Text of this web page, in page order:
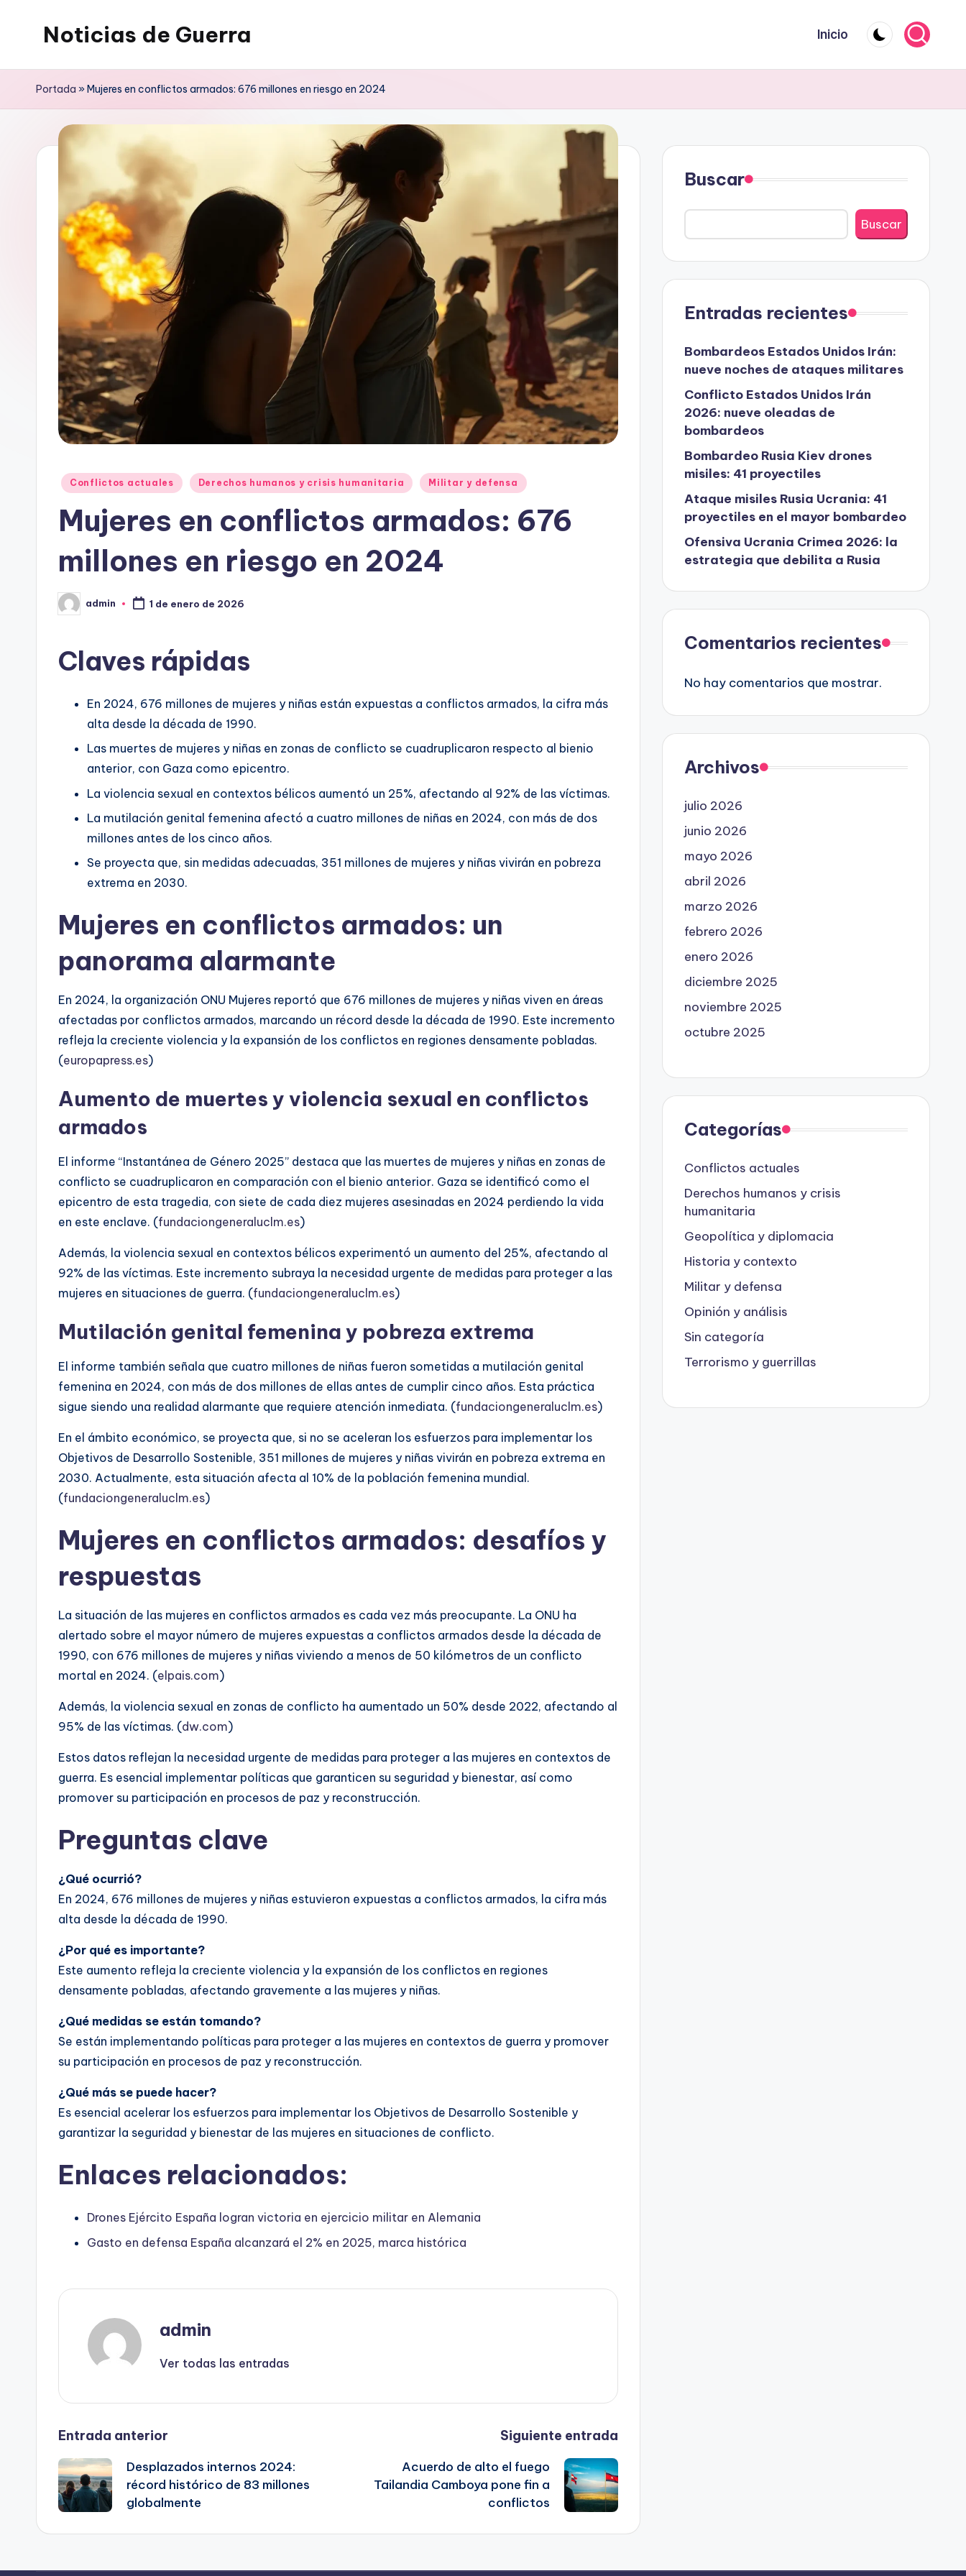
Noticias de Guerra Inicio
Portada »Mujeres en conflictos armados: 676 millones en riesgo en 2024
Publicado
Conflictos actuales Derechos humanos y crisis humanitaria Militar y defensa
Mujeres en conflictos armados: 676
millones en riesgo en 2024
Publicado
por
admin 1 de enero de 2026
Claves rápidas
En 2024, 676 millones de mujeres y niñas están expuestas a conflictos armados, la cifra más
alta desde la década de 1990.
Las muertes de mujeres y niñas en zonas de conflicto se cuadruplicaron respecto al bienio
anterior, con Gaza como epicentro.
La violencia sexual en contextos bélicos aumentó un 25%, afectando al 92% de las víctimas.
La mutilación genital femenina afectó a cuatro millones de niñas en 2024, con más de dos
millones antes de los cinco años.
Se proyecta que, sin medidas adecuadas, 351 millones de mujeres y niñas vivirán en pobreza
extrema en 2030.
Mujeres en conflictos armados: un
panorama alarmante
En 2024, la organización ONU Mujeres reportó que 676 millones de mujeres y niñas viven en áreas
afectadas por conflictos armados, marcando un récord desde la década de 1990. Este incremento
refleja la creciente violencia y la expansión de los conflictos en regiones densamente pobladas.
(europapress.es)
Aumento de muertes y violencia sexual en conflictos
armados
El informe “Instantánea de Género 2025” destaca que las muertes de mujeres y niñas en zonas de
conflicto se cuadruplicaron en comparación con el bienio anterior. Gaza se identificó como el
epicentro de esta tragedia, con siete de cada diez mujeres asesinadas en 2024 perdiendo la vida
en este enclave. (fundaciongeneraluclm.es)
Además, la violencia sexual en contextos bélicos experimentó un aumento del 25%, afectando al
92% de las víctimas. Este incremento subraya la necesidad urgente de medidas para proteger a las
mujeres en situaciones de guerra. (fundaciongeneraluclm.es)
Mutilación genital femenina y pobreza extrema
El informe también señala que cuatro millones de niñas fueron sometidas a mutilación genital
femenina en 2024, con más de dos millones de ellas antes de cumplir cinco años. Esta práctica
sigue siendo una realidad alarmante que requiere atención inmediata. (fundaciongeneraluclm.es)
En el ámbito económico, se proyecta que, si no se aceleran los esfuerzos para implementar los
Objetivos de Desarrollo Sostenible, 351 millones de mujeres y niñas vivirán en pobreza extrema en
2030. Actualmente, esta situación afecta al 10% de la población femenina mundial.
(fundaciongeneraluclm.es)
Mujeres en conflictos armados: desafíos y
respuestas
La situación de las mujeres en conflictos armados es cada vez más preocupante. La ONU ha
alertado sobre el mayor número de mujeres expuestas a conflictos armados desde la década de
1990, con 676 millones de mujeres y niñas viviendo a menos de 50 kilómetros de un conflicto
mortal en 2024. (elpais.com)
Además, la violencia sexual en zonas de conflicto ha aumentado un 50% desde 2022, afectando al
95% de las víctimas. (dw.com)
Estos datos reflejan la necesidad urgente de medidas para proteger a las mujeres en contextos de
guerra. Es esencial implementar políticas que garanticen su seguridad y bienestar, así como
promover su participación en procesos de paz y reconstrucción.
Preguntas clave
¿Qué ocurrió?
En 2024, 676 millones de mujeres y niñas estuvieron expuestas a conflictos armados, la cifra más
alta desde la década de 1990.
¿Por qué es importante?
Este aumento refleja la creciente violencia y la expansión de los conflictos en regiones
densamente pobladas, afectando gravemente a las mujeres y niñas.
¿Qué medidas se están tomando?
Se están implementando políticas para proteger a las mujeres en contextos de guerra y promover
su participación en procesos de paz y reconstrucción.
¿Qué más se puede hacer?
Es esencial acelerar los esfuerzos para implementar los Objetivos de Desarrollo Sostenible y
garantizar la seguridad y bienestar de las mujeres en situaciones de conflicto.
Enlaces relacionados:
Drones Ejército España logran victoria en ejercicio militar en Alemania
Gasto en defensa España alcanzará el 2% en 2025, marca histórica
admin
Ver todas las entradas
Navegación
de
entradas
Entrada anterior
Desplazados internos 2024:
récord histórico de 83 millones
globalmente
Siguiente entrada
Acuerdo de alto el fuego
Tailandia Camboya pone fin a
conflictos
Buscar
Buscar
Entradas recientes
Bombardeos Estados Unidos Irán:
nueve noches de ataques militares
Conflicto Estados Unidos Irán
2026: nueve oleadas de
bombardeos
Bombardeo Rusia Kiev drones
misiles: 41 proyectiles
Ataque misiles Rusia Ucrania: 41
proyectiles en el mayor bombardeo
Ofensiva Ucrania Crimea 2026: la
estrategia que debilita a Rusia
Comentarios recientes
No hay comentarios que mostrar.
Archivos
julio 2026
junio 2026
mayo 2026
abril 2026
marzo 2026
febrero 2026
enero 2026
diciembre 2025
noviembre 2025
octubre 2025
Categorías
Conflictos actuales
Derechos humanos y crisis
humanitaria
Geopolítica y diplomacia
Historia y contexto
Militar y defensa
Opinión y análisis
Sin categoría
Terrorismo y guerrillas